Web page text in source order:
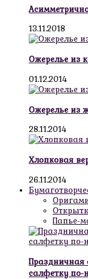
13.11.2018
Ожерелье из
01.12.2014
Ожерелье из
28.11.2014
Хлопковая
26.11.2014
Папье-
Праздничная
салфетку по-